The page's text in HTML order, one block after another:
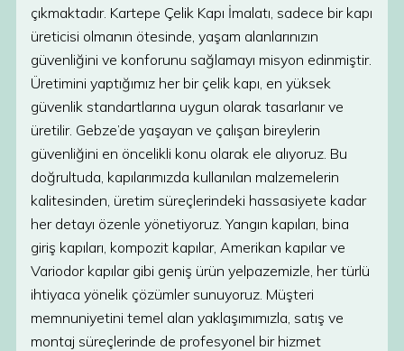
çıkmaktadır. Kartepe Çelik Kapı İmalatı, sadece bir kapı
üreticisi olmanın ötesinde, yaşam alanlarınızın
güvenliğini ve konforunu sağlamayı misyon edinmiştir.
Üretimini yaptığımız her bir çelik kapı, en yüksek
güvenlik standartlarına uygun olarak tasarlanır ve
üretilir. Gebze’de yaşayan ve çalışan bireylerin
güvenliğini en öncelikli konu olarak ele alıyoruz. Bu
doğrultuda, kapılarımızda kullanılan malzemelerin
kalitesinden, üretim süreçlerindeki hassasiyete kadar
her detayı özenle yönetiyoruz. Yangın kapıları, bina
giriş kapıları, kompozit kapılar, Amerikan kapılar ve
Variodor kapılar gibi geniş ürün yelpazemizle, her türlü
ihtiyaca yönelik çözümler sunuyoruz. Müşteri
memnuniyetini temel alan yaklaşımımızla, satış ve
montaj süreçlerinde de profesyonel bir hizmet